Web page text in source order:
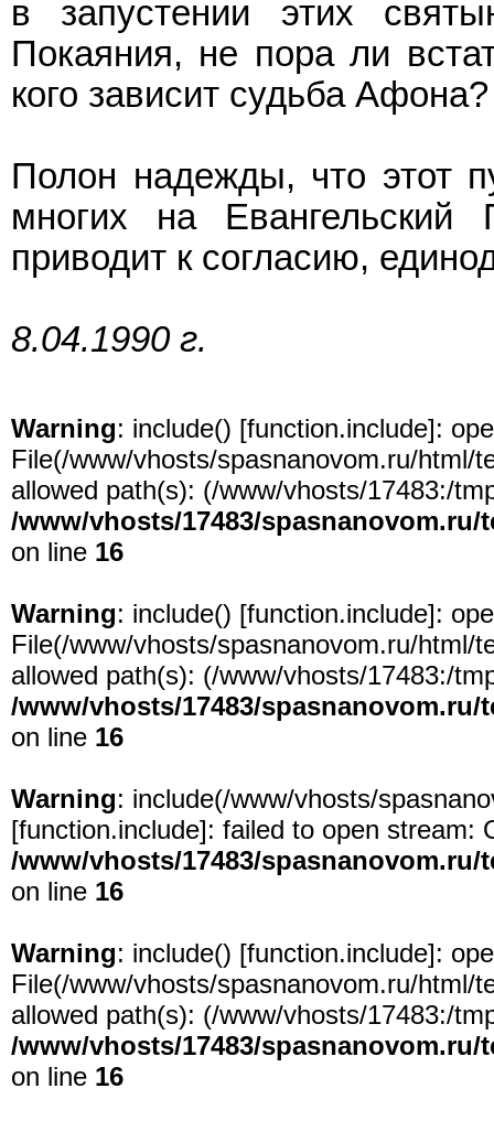
в запустении этих
Покаяния, не пора ли
кого зависит судьба Афона?
Полон надежды, что этот
многих на Евангельский
приводит к согласию,
8.04.1990 г.
Warning: include() [function.include]:
File(/www/vhosts/spasnanovom.ru/html/
allowed path(s): (/www/vhosts/17483:/
/www/vhosts/17483/
on line 16
Warning: include() [function.include]:
File(/www/vhosts/spasnanovom.ru/html/
allowed path(s): (/www/vhosts/17483:/
/www/vhosts/17483/
on line 16
Warning: include(/www/vhosts/
[function.include]: failed to open stream:
/www/vhosts/17483/
on line 16
Warning: include() [function.include]:
File(/www/vhosts/spasnanovom.ru/html/
allowed path(s): (/www/vhosts/17483:/
/www/vhosts/17483/
on line 16